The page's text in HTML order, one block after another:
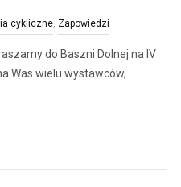
cykliczne, Zapowiedzi
do Baszni Dolnej na IV
Was wielu wystawców,